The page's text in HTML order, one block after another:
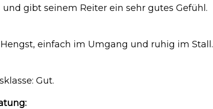
gibt seinem Reiter ein sehr gutes Gefühl.
einfach im Umgang und ruhig im Stall.
Gut.